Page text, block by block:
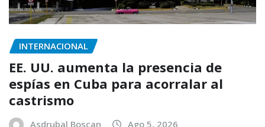
INTERNACIONAL
EE. UU. aumenta la presencia de
espías en Cuba para acorralar al
castrismo
Asdrubal Boscan Ago 5, 2026